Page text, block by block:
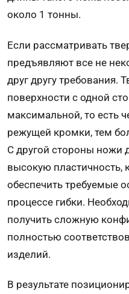
около 1 тонны.
Если рассматривать
предъявляют все не
друг другу требования.
поверхности с одной
максимальной, то есть
режущей кромки, тем
С другой стороны ножи
высокую пластичность,
обеспечить требуемые
процессе гибки.
получить сложную
полностью
изделий.
В результате